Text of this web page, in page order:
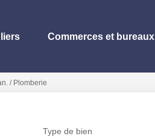
Commerces et bureaux
/ Plomberie
Type de bien